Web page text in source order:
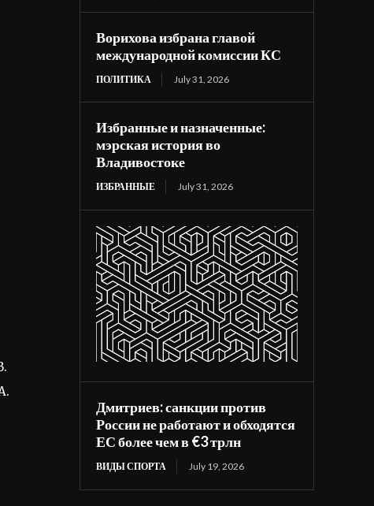
Ворихова избрана главой
международной комиссии КС
ПОЛИТИКА July 31, 2026
Избранные и назначенные:
мэрская история во
Владивостоке
ИЗБРАННЫЕ July 31, 2026
Дмитриев: санкции против
России не работают и обходятся
ЕС более чем в €3 трлн
ВИДЫ СПОРТА July 19, 2026